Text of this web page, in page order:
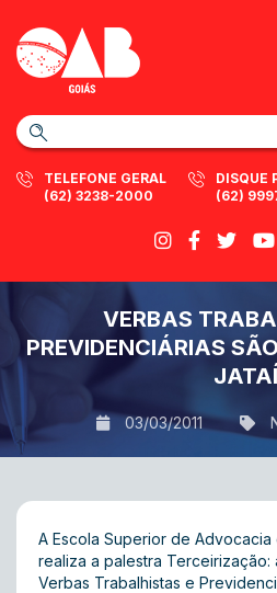
TELEFONE GERAL
(62) 3238-2000
DISQUE
(62)
VERBAS
PREVIDENCIÁRIAS
JATAÍ
03/03/2011
A Escola Superior de Advocacia
realiza a palestra
Verbas Trabalhistas e